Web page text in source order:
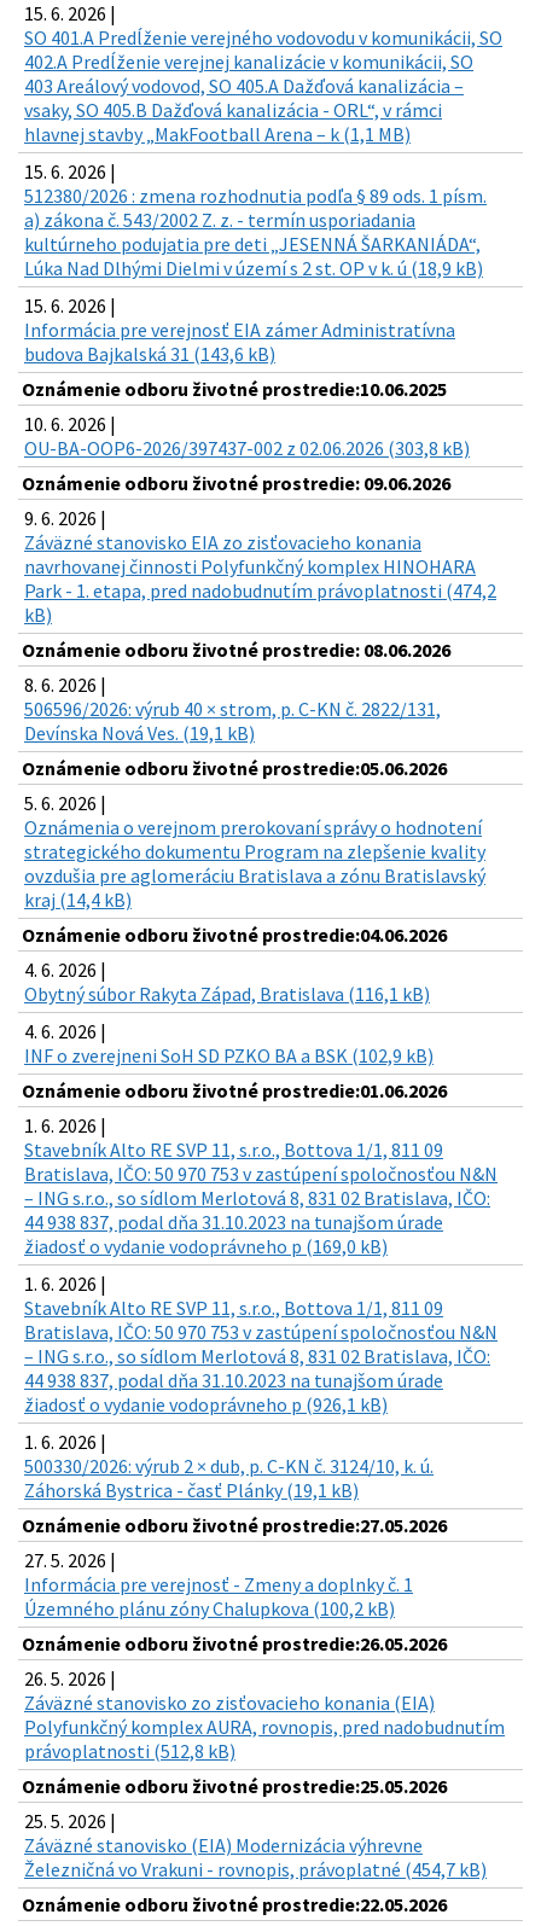
15. 6. 2026 |
SO 401.A Predĺženie verejného vodovodu v komunikácii, SO
402.A Predĺženie verejnej kanalizácie v komunikácii, SO
403 Areálový vodovod, SO 405.A Dažďová kanalizácia –
vsaky, SO 405.B Dažďová kanalizácia - ORL“, v rámci
hlavnej stavby „MakFootball Arena – k (1,1 MB)
15. 6. 2026 |
512380/2026 : zmena rozhodnutia podľa § 89 ods. 1 písm.
a) zákona č. 543/2002 Z. z. - termín usporiadania
kultúrneho podujatia pre deti „JESENNÁ ŠARKANIÁDA“,
Lúka Nad Dlhými Dielmi v území s 2 st. OP v k. ú (18,9 kB)
15. 6. 2026 |
Informácia pre verejnosť EIA zámer Administratívna
budova Bajkalská 31 (143,6 kB)
Oznámenie odboru životné prostredie:10.06.2025
10. 6. 2026 |
OU-BA-OOP6-2026/397437-002 z 02.06.2026 (303,8 kB)
Oznámenie odboru životné prostredie: 09.06.2026
9. 6. 2026 |
Záväzné stanovisko EIA zo zisťovacieho konania
navrhovanej činnosti Polyfunkčný komplex HINOHARA
Park - 1. etapa, pred nadobudnutím právoplatnosti (474,2
kB)
Oznámenie odboru životné prostredie: 08.06.2026
8. 6. 2026 |
506596/2026: výrub 40 × strom, p. C-KN č. 2822/131,
Devínska Nová Ves. (19,1 kB)
Oznámenie odboru životné prostredie:05.06.2026
5. 6. 2026 |
Oznámenia o verejnom prerokovaní správy o hodnotení
strategického dokumentu Program na zlepšenie kvality
ovzdušia pre aglomeráciu Bratislava a zónu Bratislavský
kraj (14,4 kB)
Oznámenie odboru životné prostredie:04.06.2026
4. 6. 2026 |
Obytný súbor Rakyta Západ, Bratislava (116,1 kB)
4. 6. 2026 |
INF o zverejneni SoH SD PZKO BA a BSK (102,9 kB)
Oznámenie odboru životné prostredie:01.06.2026
1. 6. 2026 |
Stavebník Alto RE SVP 11, s.r.o., Bottova 1/1, 811 09
Bratislava, IČO: 50 970 753 v zastúpení spoločnosťou N&N
– ING s.r.o., so sídlom Merlotová 8, 831 02 Bratislava, IČO:
44 938 837, podal dňa 31.10.2023 na tunajšom úrade
žiadosť o vydanie vodoprávneho p (169,0 kB)
1. 6. 2026 |
Stavebník Alto RE SVP 11, s.r.o., Bottova 1/1, 811 09
Bratislava, IČO: 50 970 753 v zastúpení spoločnosťou N&N
– ING s.r.o., so sídlom Merlotová 8, 831 02 Bratislava, IČO:
44 938 837, podal dňa 31.10.2023 na tunajšom úrade
žiadosť o vydanie vodoprávneho p (926,1 kB)
1. 6. 2026 |
500330/2026: výrub 2 × dub, p. C-KN č. 3124/10, k. ú.
Záhorská Bystrica - časť Plánky (19,1 kB)
Oznámenie odboru životné prostredie:27.05.2026
27. 5. 2026 |
Informácia pre verejnosť - Zmeny a doplnky č. 1
Územného plánu zóny Chalupkova (100,2 kB)
Oznámenie odboru životné prostredie:26.05.2026
26. 5. 2026 |
Záväzné stanovisko zo zisťovacieho konania (EIA)
Polyfunkčný komplex AURA, rovnopis, pred nadobudnutím
právoplatnosti (512,8 kB)
Oznámenie odboru životné prostredie:25.05.2026
25. 5. 2026 |
Záväzné stanovisko (EIA) Modernizácia výhrevne
Železničná vo Vrakuni - rovnopis, právoplatné (454,7 kB)
Oznámenie odboru životné prostredie:22.05.2026